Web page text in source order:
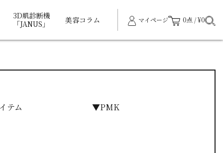
3D肌診断機
「JANUS」
美容コラム マイページ 0点 / ¥0
テム ▼PMK